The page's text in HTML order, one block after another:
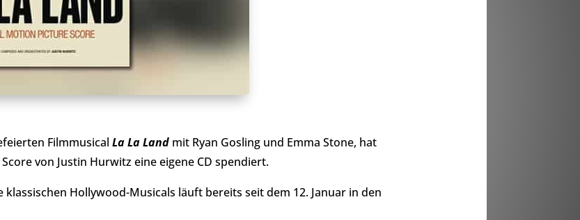
Filmmusical La La Landmit Ryan Gosling und Emma Stone, hat
von Justin Hurwitz eine eigene CD spendiert.
klassischen Hollywood-Musicals läuft bereits seit dem 12. Januar in den